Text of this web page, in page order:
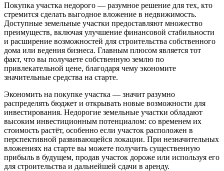
Покупка участка недорого — разумное решение для тех, кто
стремится сделать выгодное вложение в недвижимость.
Доступные земельные участки предоставляют множество
преимуществ, включая улучшение финансовой стабильности
и расширение возможностей для строительства собственного
дома или ведения бизнеса. Главным плюсом является тот
факт, что вы получаете собственную землю по
привлекательной цене, благодаря чему экономите
значительные средства на старте.
Экономить на покупке участка — значит разумно
распределять бюджет и открывать новые возможности для
инвестирования. Недорогие земельные участки обладают
высоким инвестиционным потенциалом: со временем их
стоимость растёт, особенно если участок расположен в
перспективной развивающейся локации. При незначительных
вложениях на старте вы можете получить существенную
прибыль в будущем, продав участок дороже или используя его
для строительства и дальнейшей сдачи в аренду.